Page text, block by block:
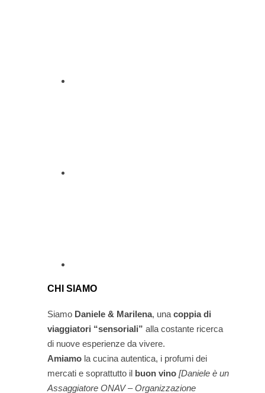
CHI SIAMO
Siamo Daniele & Marilena, una coppia di
viaggiatori “sensoriali” alla costante ricerca
di nuove esperienze da vivere.
Amiamo la cucina autentica, i profumi dei
mercati e soprattutto il buon vino [Daniele è un
Assaggiatore ONAV – Organizzazione